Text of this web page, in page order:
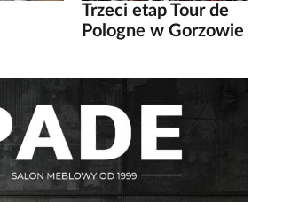
Trzeci etap Tour de
Pologne w Gorzowie